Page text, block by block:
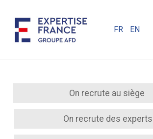
FR EN
On recrute au siège
On recrute des experts